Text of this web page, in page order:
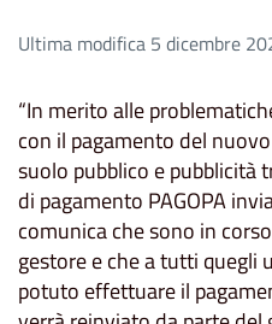
Ultima modifica 5 dicembre
“In merito alle
con il pagamento del
suolo pubblico e pubblicità
di pagamento PAGOPA
comunica che sono in
gestore e che a tutti quegli
potuto effettuare il